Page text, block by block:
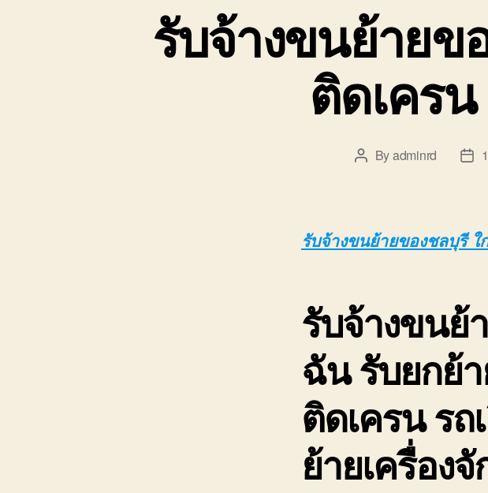
รับจ้างขนย้ายข
ติดเคร
Post
Byadminrd
รับจ้างขนย้ายของชลบุรี ใ
รับจ้างขนย้
ฉัน รับยกย้
ติดเครน รถ
ย้ายเครื่อง